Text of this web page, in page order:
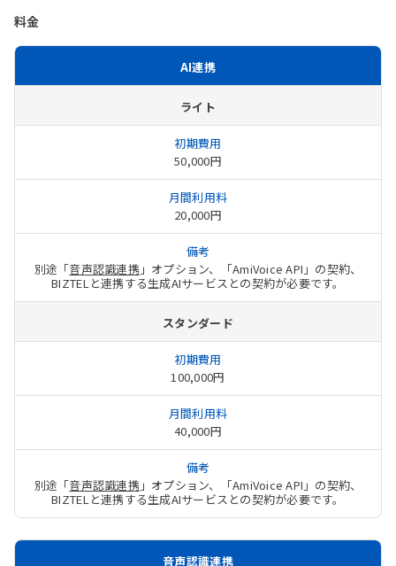
料金
AI連携
ライト
50,000円
20,000円
別途「音声認識連携 」オプション、「AmiVoice API」の契約、
BIZTELと連携する生成AIサービスとの契約が必要です。
スタンダード
100,000円
40,000円
別途「音声認識連携 」オプション、「AmiVoice API」の契約、
BIZTELと連携する生成AIサービスとの契約が必要です。
音声認識連携